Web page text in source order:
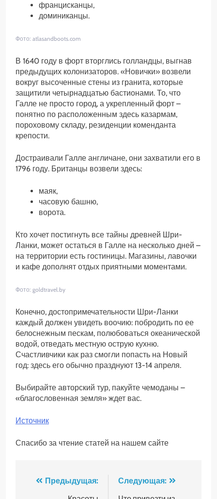
францисканцы,
доминиканцы.
Фото: atlasandboots.com
В 1640 году в форт вторглись голландцы, выгнав
предыдущих колонизаторов. «Новички» возвели
вокруг высоченные стены из гранита, которые
защитили четырнадцатью бастионами. То, что
Галле не просто город, а укрепленный форт –
понятно по расположенным здесь казармам,
пороховому складу, резиденции коменданта
крепости.
Достраивали Галле англичане, они захватили его в
1796 году. Британцы возвели здесь:
маяк,
часовую башню,
ворота.
Кто хочет постигнуть все тайны древней Шри-
Ланки, может остаться в Галле на несколько дней –
на территории есть гостиницы. Магазины, лавочки
и кафе дополнят отдых приятными моментами.
Фото: goldtravel.by
Конечно, достопримечательности Шри-Ланки
каждый должен увидеть воочию: побродить по ее
белоснежным пескам, полюбоваться океанической
водой, отведать местную острую кухню.
Счастливчики как раз смогли попасть на Новый
год: здесь его обычно празднуют 13-14 апреля.
Выбирайте авторский тур, пакуйте чемоданы –
«благословенная земля» ждет вас.
Источник
Спасибо за чтение статей на нашем сайте
Навигация
Предыдущая:
Следующая: